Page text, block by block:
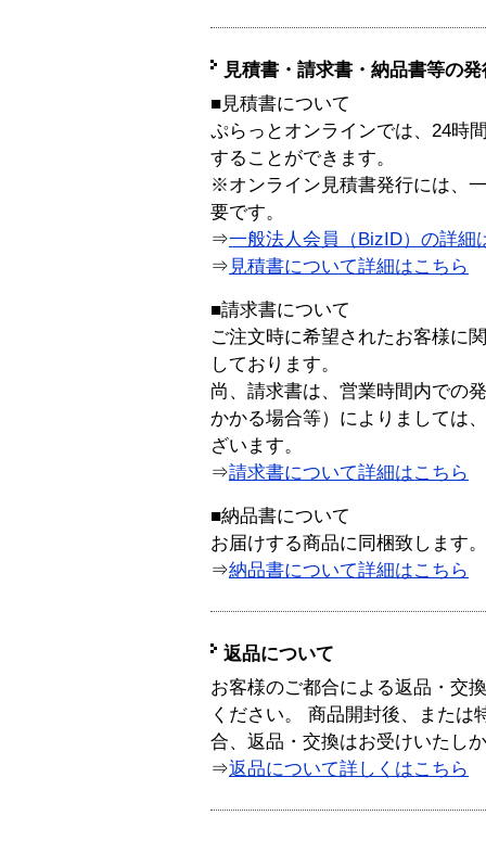
見積書・請求書・納品書等の
■見積書について
ぷらっとオンラインでは、24時
することができます。
※オンライン見積書発行には、
要です。
⇒一般法人会員（BizID）の詳細
⇒ 見積書について詳細はこちら
■請求書について
ご注文時に希望されたお客様に
しております。
尚、請求書は、営業時間内での
かかる場合等）によりましては
ざいます。
⇒請求書について詳細はこちら
■納品書について
お届けする商品に同梱致します。
⇒納品書について詳細はこちら
返品について
お客様のご都合による返品・交
ください。 商品開封後、または
合、返品・交換はお受けいたし
⇒返品について詳しくはこちら